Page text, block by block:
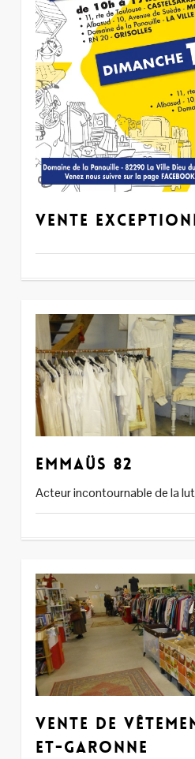
Vente
Emmaüs 82
Acteur incontournable de la
Vente de
et-Garonne